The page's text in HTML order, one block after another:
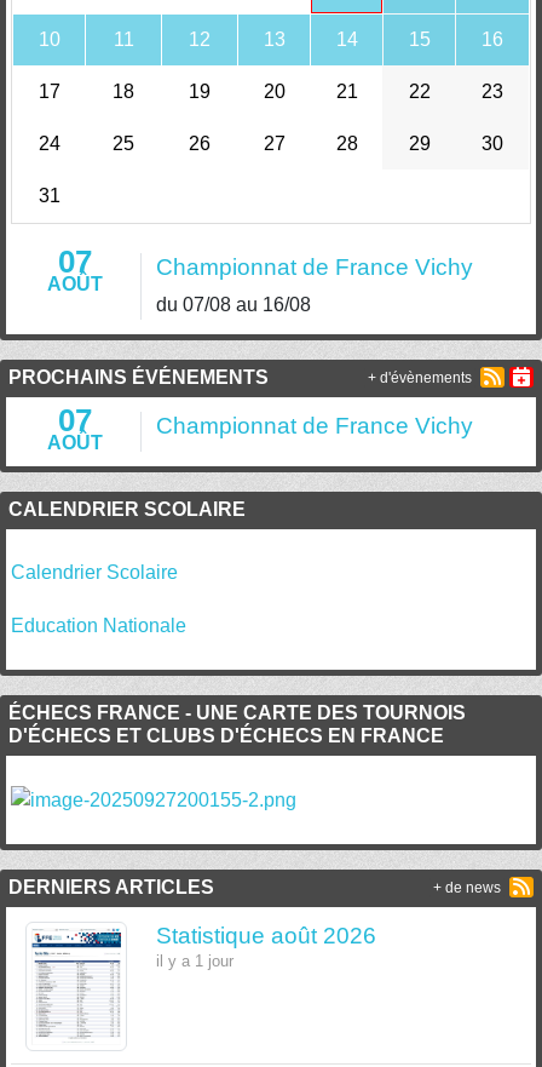
10 11 12 13 14 15 16
17 18 19 20 21 22 23
24 25 26 27 28 29 30
31
07
AOÛT
Championnat de France Vichy
du 07/08 au 16/08
PROCHAINS ÉVÉNEMENTS
07
AOÛT
Championnat de France Vichy
+ d'évènements
CALENDRIER SCOLAIRE
Calendrier Scolaire
Education Nationale
ÉCHECS FRANCE - UNE CARTE DES TOURNOIS
D'ÉCHECS ET CLUBS D'ÉCHECS EN FRANCE
DERNIERS ARTICLES
Statistique août 2026
il y a 1 jour
+ de news